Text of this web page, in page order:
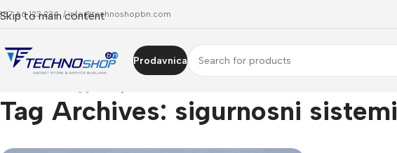
Skip to main content
66 123 234 /info@technoshopbn.com
Prodavnica
Tag Archives: sigurnosni sistemi